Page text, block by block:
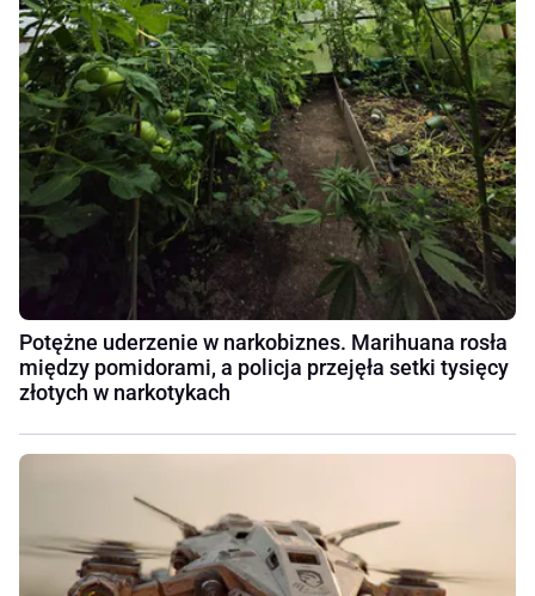
Potężne uderzenie w narkobiznes. Marihuana rosła
między pomidorami, a policja przejęła setki tysięcy
złotych w narkotykach